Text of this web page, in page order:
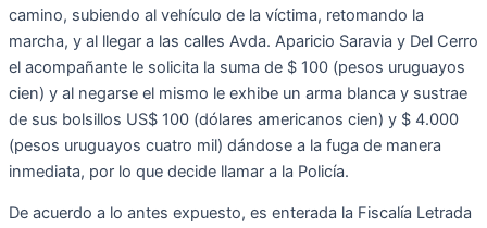
camino, subiendo al vehículo de la víctima, retomando la
marcha, y al llegar a las calles Avda. Aparicio Saravia y Del Cerro
el acompañante le solicita la suma de $ 100 (pesos uruguayos
cien) y al negarse el mismo le exhibe un arma blanca y sustrae
de sus bolsillos US$ 100 (dólares americanos cien) y $ 4.000
(pesos uruguayos cuatro mil) dándose a la fuga de manera
inmediata, por lo que decide llamar a la Policía.
De acuerdo a lo antes expuesto, es enterada la Fiscalía Letrada